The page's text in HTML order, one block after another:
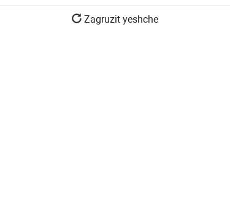
Zagruzit yeshche